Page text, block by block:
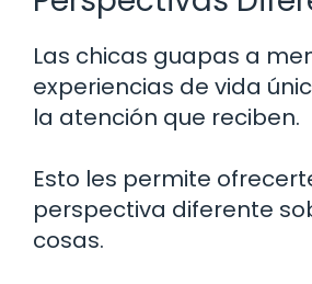
Las chicas guapas a
experiencias de vida
la atención que reciben.
Esto les permite
perspectiva diferente
cosas.